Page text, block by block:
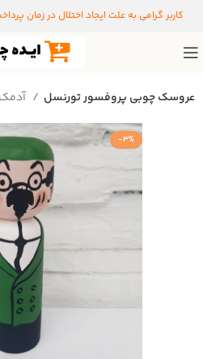
کاربر گرامی به علت ایجاد اختلال در زمان
آدمک چوبی عروسک چوبی پروفسور تورنسل
-3%